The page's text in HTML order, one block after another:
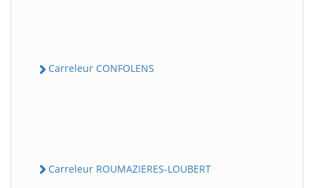
Carreleur CONFOLENS
Carreleur ROUMAZIERES-LOUBERT